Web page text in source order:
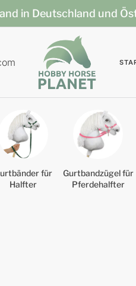
in Deutschland und
für
Halfter
Gurtbandzügel für
Pferdehalfter